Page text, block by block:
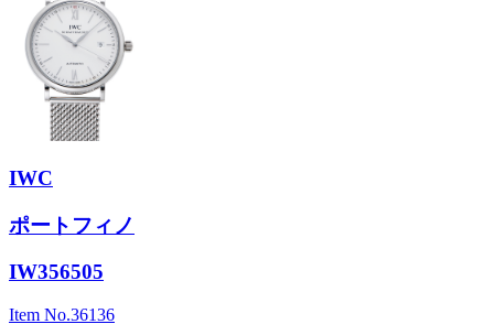
IWC
ポートフィノ
IW356505
Item No.36136